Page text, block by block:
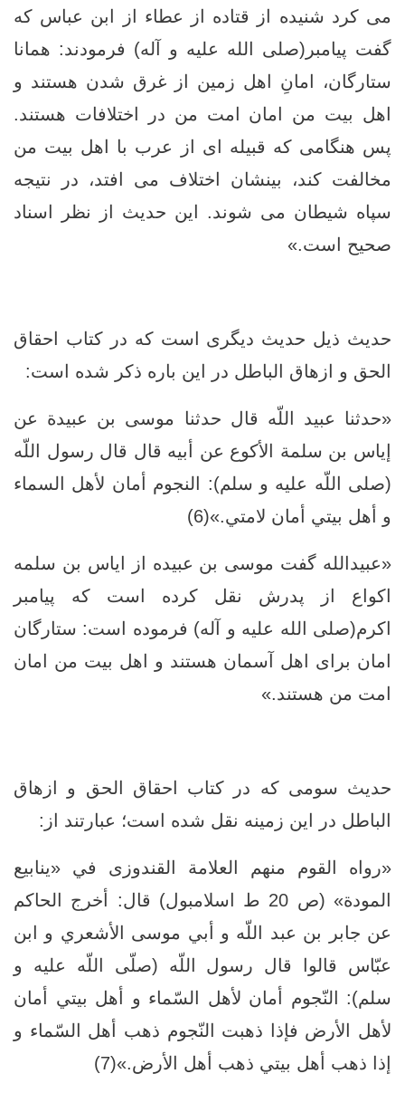
می کرد شنیده از قتاده از عطاء از ابن عباس که
گفت پیامبر(صلی الله علیه و آله) فرمودند: همانا
ستارگان، امانِ اهل زمین از غرق شدن هستند و
اهل بیت من امان امت من در اختلافات هستند.
پس هنگامی که قبیله ای از عرب با اهل بیت من
مخالفت کند، بینشان اختلاف می افتد، در نتیجه
سپاه شیطان می شوند. این حدیث از نظر اسناد
صحیح است.»
حدیث ذیل حدیث دیگری است که در کتاب احقاق
الحق و ازهاق الباطل در این باره ذکر شده است:
«حدثنا عبيد اللّه قال حدثنا موسى بن عبيدة عن
إياس بن سلمة الأكوع عن أبيه قال قال رسول اللّه
(صلى اللّه عليه و سلم): النجوم أمان لأهل السماء
و أهل بيتي أمان لامتي.»(6)
«عبیدالله گفت موسی بن عبیده از ایاس بن سلمه
اکواع از پدرش نقل کرده است که پيامبر
اكرم(صلی الله علیه و آله) فرموده است: ستارگان
امان برای اهل آسمان هستند و اهل بيت من امان
امت من هستند.»
حدیث سومی که در کتاب احقاق الحق و ازهاق
الباطل در این زمینه نقل شده است؛ عبارتند از:
«رواه القوم منهم العلامة القندوزى في «ينابيع
المودة» (ص 20 ط اسلامبول) قال: أخرج الحاكم
عن جابر بن عبد اللّه و أبي موسى الأشعري و ابن
عبّاس قالوا قال رسول اللّه (صلّى اللّه عليه و
سلم): النّجوم أمان لأهل السّماء و أهل بيتي أمان
لأهل الأرض فإذا ذهبت النّجوم ذهب أهل السّماء و
إذا ذهب أهل بيتي ذهب أهل الأرض.»(7)